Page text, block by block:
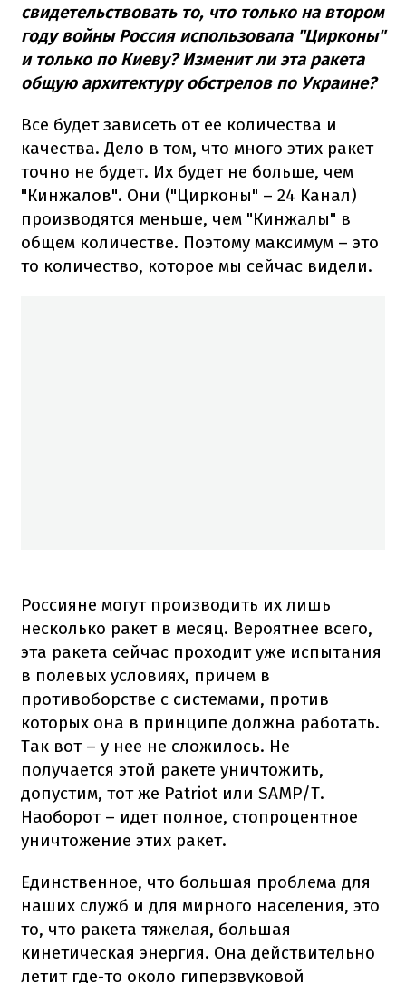
свидетельствовать то, что только на втором
году войны Россия использовала "Цирконы"
и только по Киеву? Изменит ли эта ракета
общую архитектуру обстрелов по Украине?
Все будет зависеть от ее количества и
качества. Дело в том, что много этих ракет
точно не будет. Их будет не больше, чем
"Кинжалов". Они ("Цирконы" – 24 Канал)
производятся меньше, чем "Кинжалы" в
общем количестве. Поэтому максимум – это
то количество, которое мы сейчас видели.
Россияне могут производить их лишь
несколько ракет в месяц. Вероятнее всего,
эта ракета сейчас проходит уже испытания
в полевых условиях, причем в
противоборстве с системами, против
которых она в принципе должна работать.
Так вот – у нее не сложилось. Не
получается этой ракете уничтожить,
допустим, тот же Patriot или SAMP/T.
Наоборот – идет полное, стопроцентное
уничтожение этих ракет.
Единственное, что большая проблема для
наших служб и для мирного населения, это
то, что ракета тяжелая, большая
кинетическая энергия. Она действительно
летит где-то около гиперзвуковой